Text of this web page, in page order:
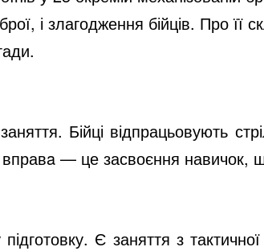
d
o
і злагодження бійців. Про її
Бійці відпрацьовують
— це засвоєння навичок,
Є заняття з